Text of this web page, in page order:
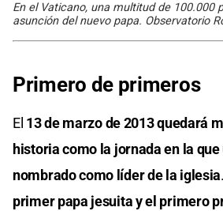
En el Vaticano, una multitud de 100.000
asunción del nuevo papa. Observatorio
Primero de primeros
El 13 de marzo de 2013 quedará
historia como la jornada en la
nombrado como líder de la iglesia.
primer papa jesuita y el primero